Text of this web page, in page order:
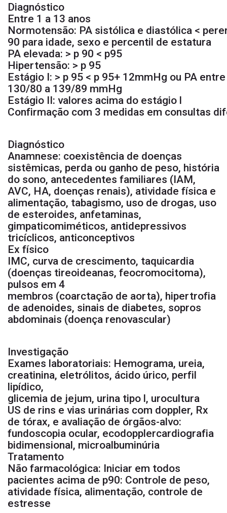
Diagnóstico
Entre 1 a 13 anos
Normotensão: PA sistólica e diastólica <
90 para idade, sexo e percentil de estatura
PA elevada: > p 90 < p95
Hipertensão: > p 95
Estágio I: > p 95 < p 95+ 12mmHg ou PA entre
130/80 a 139/89 mmHg
Estágio II: valores acima do estágio l
Confirmação com 3 medidas em consultas
Diagnóstico
Anamnese: coexistência de doenças
sistêmicas, perda ou ganho de peso, história
do sono, antecedentes familiares (IAM,
AVC, HA, doenças renais), atividade física e
alimentação, tabagismo, uso de drogas, uso
de esteroides, anfetaminas,
gimpaticomiméticos, antidepressivos
tricíclicos, anticonceptivos
Ex físico
IMC, curva de crescimento, taquicardia
(doenças tireoideanas, feocromocitoma),
pulsos em 4
membros (coarctação de aorta), hipertrofia
de adenoides, sinais de diabetes, sopros
abdominais (doença renovascular)
Investigação
Exames laboratoriais: Hemograma, ureia,
creatinina, eletrólitos, ácido úrico, perfil
lipídico,
glicemia de jejum, urina tipo l, urocultura
US de rins e vias urinárias com doppler, Rx
de tórax, e avaliação de órgãos-alvo:
fundoscopia ocular, ecodopplercardiografia
bidimensional, microalbuminúria
Tratamento
Não farmacológica: Iniciar em todos
pacientes acima de p90: Controle de peso,
atividade física, alimentação, controle de
estresse